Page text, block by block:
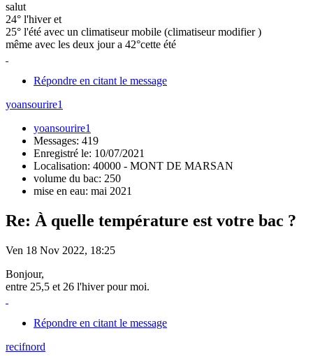
salut
24° l'hiver et
25° l'été avec un climatiseur mobile (climatiseur modifier )
même avec les deux jour a 42°cette été
Répondre en citant le message
yoansourire1
yoansourire1
Messages: 419
Enregistré le: 10/07/2021
Localisation: 40000 - MONT DE MARSAN
volume du bac: 250
mise en eau: mai 2021
Re: À quelle température est votre bac ?
Ven 18 Nov 2022, 18:25
Bonjour,
entre 25,5 et 26 l'hiver pour moi.
Répondre en citant le message
recifnord